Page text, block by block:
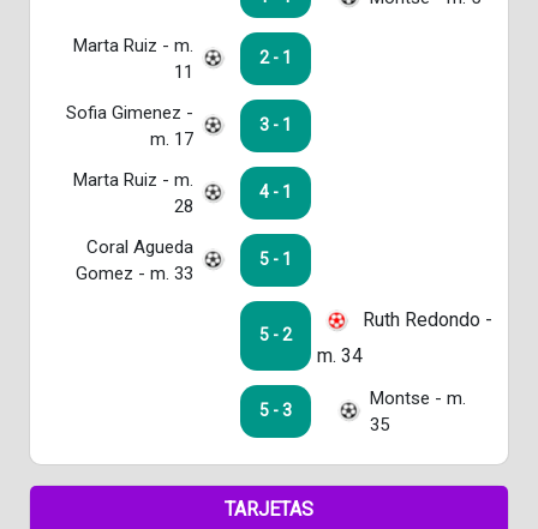
Marta Ruiz - m.
11
2 - 1
Sofia Gimenez -
m. 17
3 - 1
Marta Ruiz - m.
28
4 - 1
Coral Agueda
Gomez - m. 33
5 - 1
5 - 2
Ruth Redondo -
m. 34
5 - 3
Montse - m.
35
TARJETAS